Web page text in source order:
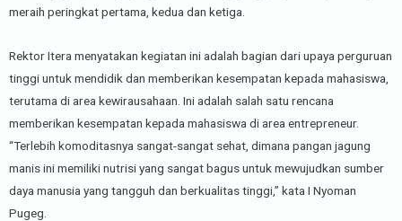
meraih peringkat pertama, kedua dan ketiga.
Rektor Itera menyatakan kegiatan ini adalah bagian dari upaya perguruan
tinggi untuk mendidik dan memberikan kesempatan kepada mahasiswa,
terutama di area kewirausahaan. Ini adalah salah satu rencana
memberikan kesempatan kepada mahasiswa di area entrepreneur.
“Terlebih komoditasnya sangat-sangat sehat, dimana pangan jagung
manis ini memiliki nutrisi yang sangat bagus untuk mewujudkan sumber
daya manusia yang tangguh dan berkualitas tinggi,” kata I Nyoman
Pugeg.